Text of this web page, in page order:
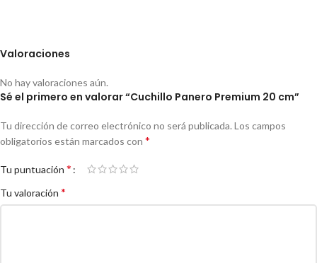
Valoraciones
No hay valoraciones aún.
Sé el primero en valorar “Cuchillo Panero Premium 20 cm”
Tu dirección de correo electrónico no será publicada. Los campos
obligatorios están marcados con *
Tu puntuación *
Tu valoración *